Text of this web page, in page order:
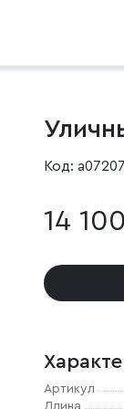
Код:
14
Артикул
Длина